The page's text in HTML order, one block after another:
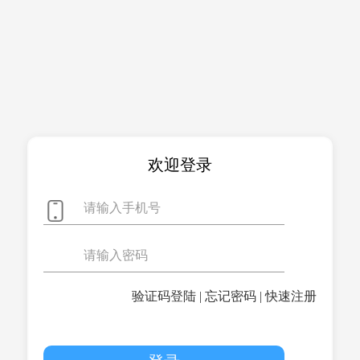
欢迎登录
验证码登陆 | 忘记密码 |快速注册